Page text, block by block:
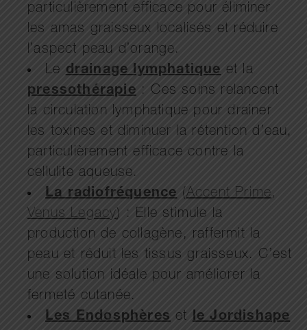
particulièrement efficace pour éliminer
les amas graisseux localisés et réduire
l’aspect peau d’orange.
Le drainage lymphatiqueet la
pressothérapie: Ces soins relancent
la circulation lymphatique pour drainer
les toxines et diminuer la rétention d’eau,
particulièrement efficace contre la
cellulite aqueuse.
La radiofréquence(Accent Prime,
Venus Legacy) : Elle stimule la
production de collagène, raffermit la
peau et réduit les tissus graisseux. C’est
une solution idéale pour améliorer la
fermeté cutanée.
Les Endosphères et le Jordishape